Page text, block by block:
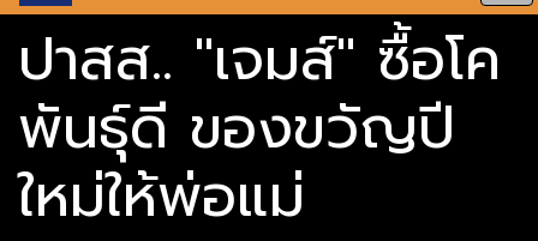
ปาสส.. "เจมส์" ซื้อโค
พันธุ์ดี ของขวัญปี
ใหม่ให้พ่อแม่